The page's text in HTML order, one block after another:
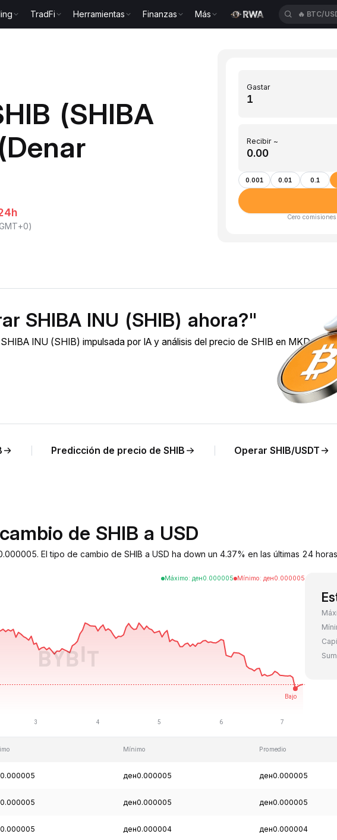
TradFi Herramientas Finanzas Más 🔥 BTC/
(SHIBA
)
Gastar
Recibir ~
0.001 0.01 0.1
Cero
SHIBA INU (SHIB) ahora?"
INU (SHIB) impulsada por IA y análisis del precio de SHIB en MKD en
Predicción de precio de SHIB Operar SHIB/USDT
de SHIB a USD
El tipo de cambio de SHIB a USD ha down un 4.37% en las últimas 24
Máximo: ден0.000005 Mínimo: ден0.000005
Mínimo Promedio
ден0.000005 ден0.000005
ден0.000005 ден0.000005
ден0.000004 ден0.000004